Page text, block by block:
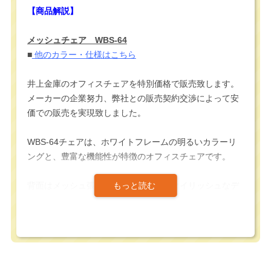
【商品解説】
メッシュチェア WBS-64
■他のカラー・仕様はこちら
井上金庫のオフィスチェアを特別価格で販売致します。
メーカーの企業努力、弊社との販売契約交渉によって安
価での販売を実現致しました。
WBS-64チェアは、ホワイトフレームの明るいカラーリ
ングと、豊富な機能性が特徴のオフィスチェアです。
背面はメッシュ張地となっており、スタイリッシュなデ
ザイン性と共に、エアコン効率を高め、空間自体を広く
座面にはモールドウレタンを採用しており、通常のスポ